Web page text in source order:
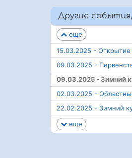
Другие
еще
15.03.2025 - Открытие
09.03.2025 -
09.03.2025 - Зимний
02.03.2025 -
22.02.2025 - Зимний
еще